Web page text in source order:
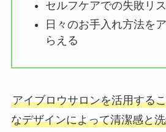
セルフケアでの失敗リ
日々のお手入れ方法を
らえる
アイブロウサロンを活用する
なデザインによって清潔感と